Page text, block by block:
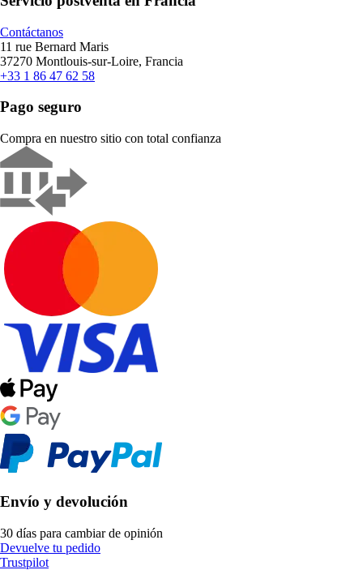
Contáctanos
11 rue Bernard Maris
37270 Montlouis-sur-Loire, Francia
+33 1 86 47 62 58
Pago seguro
Compra en nuestro sitio con total confianza
Envío y devolución
30 días para cambiar de opinión
Devuelve tu pedido
Trustpilot